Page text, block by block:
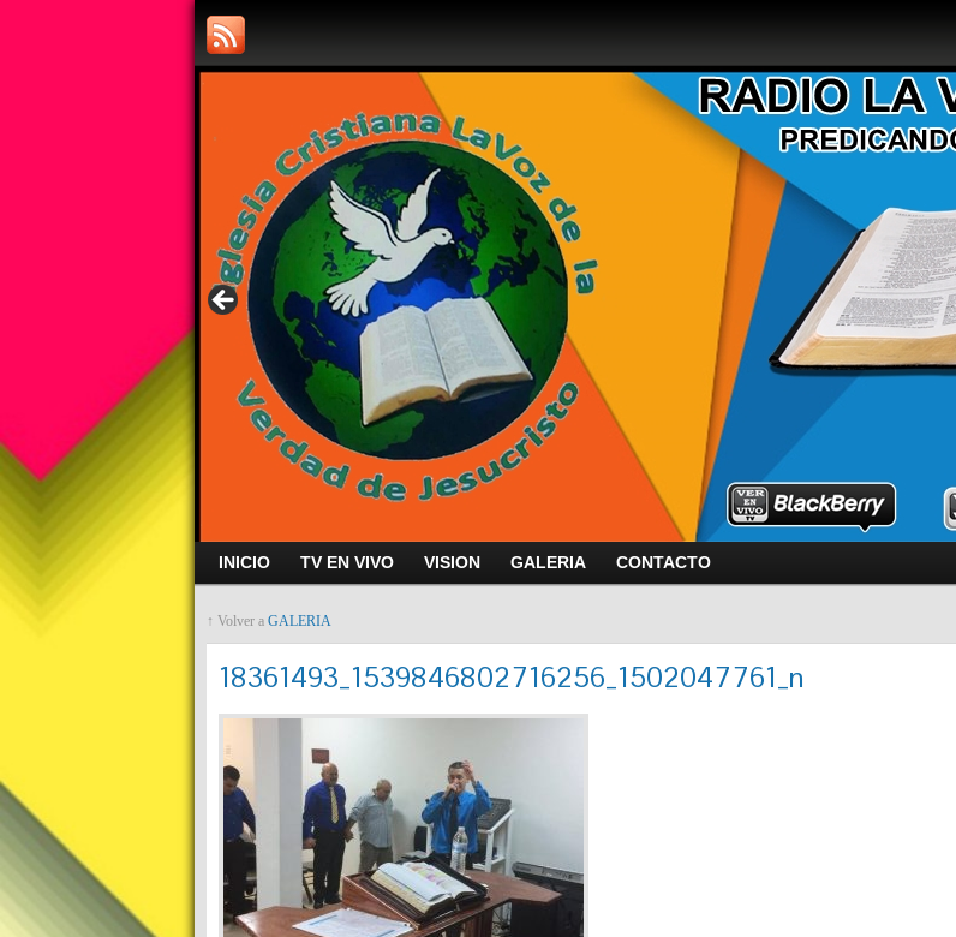
IGLESIA LA VOZ DE LA VERDAD
PREDICANDO LO QUE OTROS CALLAN
INICIO TV EN VIVO VISION GALERIA CONTACTO
↑ Volver a GALERIA
18361493_1539846802716256_1502047761_n